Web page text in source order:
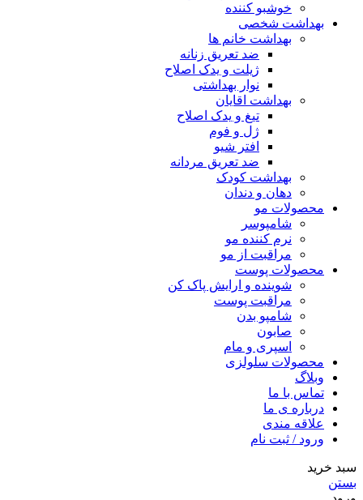
خوشبو کننده
بهداشت شخصی
بهداشت خانم ها
ضد تعریق زنانه
ژیلت و یدک اصلاح
نوار بهداشتی
بهداشت اقایان
تیغ و یدک اصلاح
ژل و فوم
افتر شیو
ضد تعریق مردانه
بهداشت کودک
دهان و دندان
محصولات مو
شامپوسر
نرم کننده مو
مراقبت از مو
محصولات پوست
شوینده و ارایش پاک کن
مراقبت پوست
شامپو بدن
صابون
اسپری و مام
محصولات سلولزی
وبلاگ
تماس با ما
درباره ی ما
علاقه مندی
ورود / ثبت نام
سبد خرید
بستن